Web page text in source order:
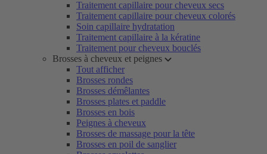
Traitement capillaire pour cheveux secs
Traitement capillaire pour cheveux colorés
Soin capillaire hydratation
Traitement capillaire à la kératine
Traitement pour cheveux bouclés
Brosses à cheveux et peignes
Tout afficher
Brosses rondes
Brosses démêlantes
Brosses plates et paddle
Brosses en bois
Peignes à cheveux
Brosses de massage pour la tête
Brosses en poil de sanglier